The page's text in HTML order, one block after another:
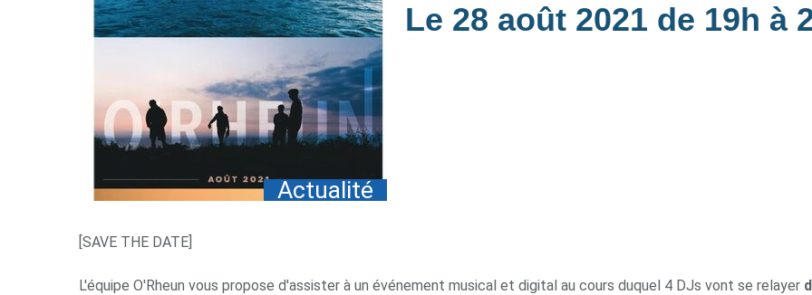
Actualité
Le 28 août 2021 de 19h à
[SAVE THE DATE]
L'équipe O'Rheun vous propose d'assister à un événement musical et digital au cours duquel 4 DJs vont se relayer